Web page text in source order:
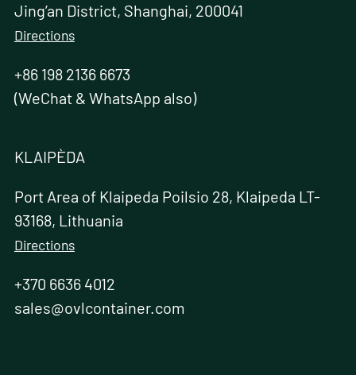
Jing’an District, Shanghai, 200041
Directions
+86 198 2136 6673
(WeChat & WhatsApp also)
KLAIPÈDA
Port Area of Klaipeda Poilsio 28, Klaipeda LT-
93168, Lithuania
Directions
+370 6636 4012
sales@ovlcontainer.com